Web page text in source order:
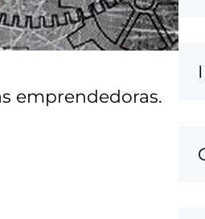
emprendedoras.